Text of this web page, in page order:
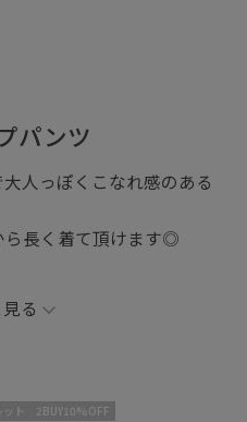
パンツ
人っぽくこなれ感のある
ら長く着て頂けます◎
＿＿＿＿＿＿
って頂けたら
に入り登録をお願いしま
る
ト 2BUY10%OFF